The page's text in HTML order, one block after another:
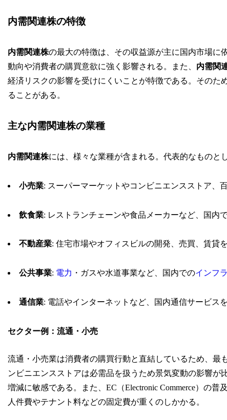
内需関連株の特徴
内需関連株の最大の特徴は、その収益源が主に国内市場に
動向や消費者の購買意欲に強く影響される。また、 内需関
経済リスクの影響を受けにくいことが特徴である。その
ることがある。
主な内需関連株の業種
内需関連株には、様々な業種が含まれる。代表的なものと
小売業: スーパーマーケットやコンビニエンスストア、
飲食業: レストランチェーンや食品メーカーなど、国内
不動産業: 住宅市場やオフィスビルの開発、売買、賃貸を
公共事業: 電力 ・ガスや水道事業など、国内でのインフラ
通信業: 電話やインターネットなど、国内通信サービス
セクター例：流通・小売
流通・小売業は消費者の購買行動と直結しているため、最
ンビニエンスストアは必需品を扱うため景気変動の影響
増減に敏感である。また、EC（Electronic Commerce）の
人件費やテナント料などの固定費が重くのしかかる。